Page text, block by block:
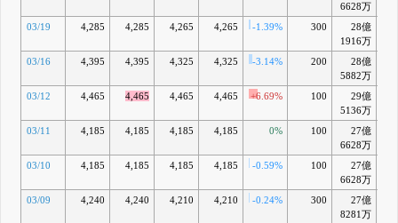
6628万
03/19 4,285 4,285 4,265 4,265 -1.39% 300
28億
1916万
03/16 4,395 4,395 4,325 4,325 -3.14% 200
28億
5882万
03/12 4,465 4,465 4,465 4,465 +6.69% 100
29億
5136万
03/11 4,185 4,185 4,185 4,185 0% 100
27億
6628万
03/10 4,185 4,185 4,185 4,185 -0.59% 100
27億
6628万
03/09 4,240 4,240 4,210 4,210 -0.24% 300
27億
8281万